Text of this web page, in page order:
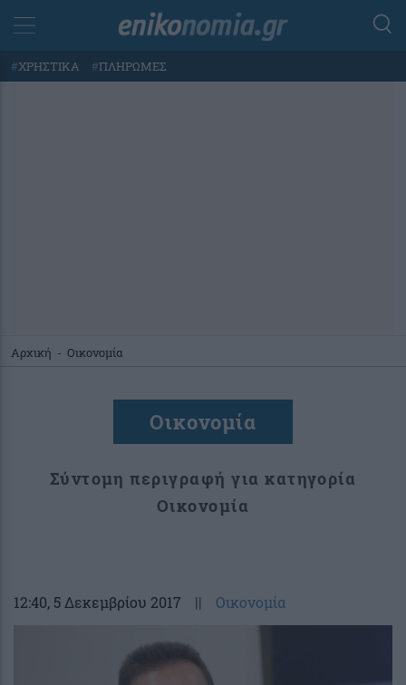
#ΧΡΗΣΤΙΚΑ #ΠΛΗΡΩΜΕΣ
Αρχική - Οικονομία
Οικονομία
Σύντομη περιγραφή για κατηγορία
Οικονομία
12:40, 5 Δεκεμβρίου 2017 || Οικονομία